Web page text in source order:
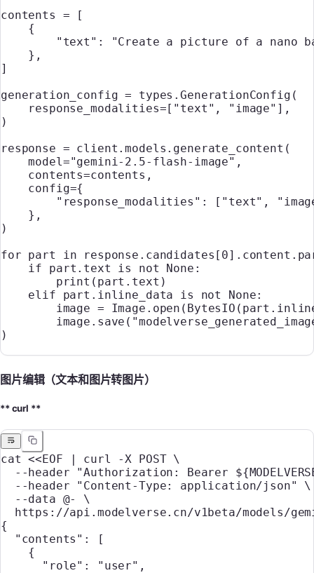
contents = [
    {
        "text"
:
"Create a picture of a nano
    },
]
generation_config = types.GenerationConfig(
    response_modalities
=[ "text" , "image" ],
)
response = client.models.generate_content(
    model
="gemini-2.5-flash-image" ,
    contents
=contents,
    config
={
        "response_modalities"
: [ "text" ,
    },
)
for part in response.candidates[ 0
    if
part.text is not None :
        print
(part.text)
    elif
part.inline_data is not None:
        image
=
        image.save(
)
图片编辑（文本和图片转图片）
** curl **
cat << EOF curl -X POST \
  --header "Authorization: Bearer ${
  --header "Content-Type: application/json"
\
  --data @-
\
https://api.modelverse.cn/v1beta/models/
{
  "contents": [
    {
      "role": "user",